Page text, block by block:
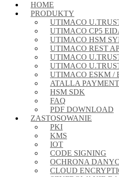
HOME
PRODUKTY
UTIMACO
UTIMACO CP5
UTIMACO HSM
UTIMACO REST
UTIMACO
UTIMACO
UTIMACO ESKM /
ATALLA
HSM SDK
FAQ
PDF DOWNLOAD
ZASTOSOWANIE
PKI
KMS
IOT
CODE SIGNING
OCHRONA
CLOUD